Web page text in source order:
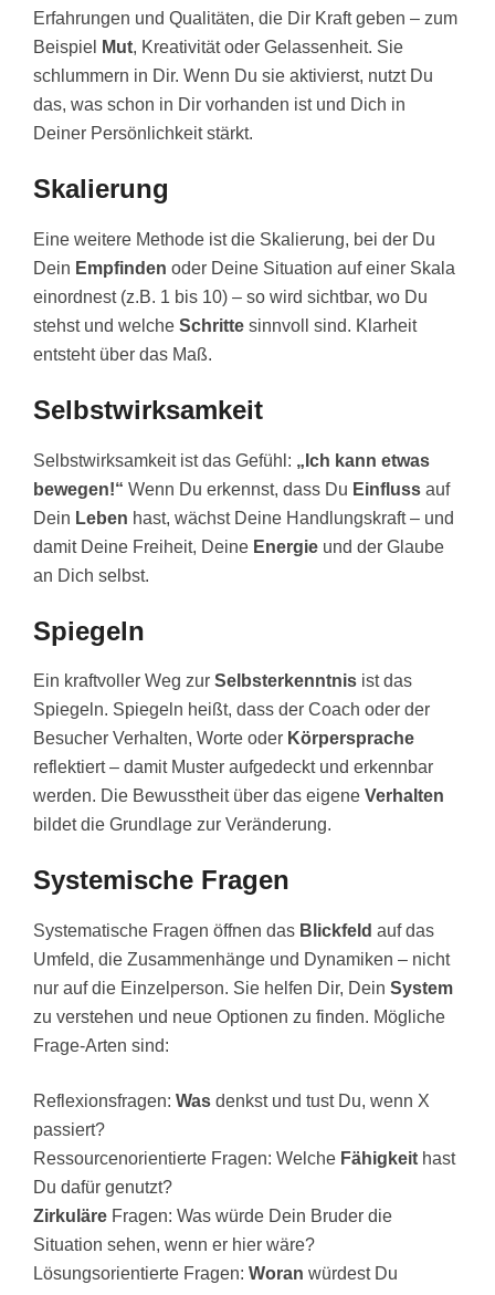
Erfahrungen und Qualitäten, die Dir Kraft geben – zum
Beispiel
Mut, Kreativität oder Gelassenheit. Sie
schlummern in Dir. Wenn Du sie aktivierst, nutzt Du
das, was schon in Dir vorhanden ist und Dich in
Deiner Persönlichkeit stärkt.
Skalierung
Eine weitere Methode ist die Skalierung, bei der Du
Dein Empfinden oder Deine Situation auf einer Skala
einordnest (z.B. 1 bis 10) – so wird sichtbar, wo Du
stehst und welche Schritte sinnvoll sind. Klarheit
entsteht über das Maß.
Selbstwirksamkeit
Selbstwirksamkeit ist das Gefühl: „Ich kann etwas
bewegen!“ Wenn Du erkennst, dass Du Einfluss auf
Dein Leben hast, wächst Deine Handlungskraft – und
damit Deine Freiheit, Deine Energie und der Glaube
an Dich selbst.
Spiegeln
Ein kraftvoller Weg zur Selbsterkenntnis ist das
Spiegeln. Spiegeln heißt, dass der Coach oder der
Besucher Verhalten, Worte oder Körpersprache
reflektiert – damit Muster aufgedeckt und erkennbar
werden. Die Bewusstheit über das eigene Verhalten
bildet die Grundlage zur Veränderung.
Systemische Fragen
Systematische Fragen öffnen das Blickfeld auf das
Umfeld, die Zusammenhänge und Dynamiken – nicht
nur auf die Einzelperson. Sie helfen Dir, Dein System
zu verstehen und neue Optionen zu finden. Mögliche
Frage-Arten sind:
Reflexionsfragen: Was denkst und tust Du, wenn X
passiert?
Ressourcenorientierte Fragen: Welche Fähigkeit hast
Du dafür genutzt?
Zirkuläre Fragen: Was würde Dein Bruder die
Situation sehen, wenn er hier wäre?
Lösungsorientierte Fragen: Woran würdest Du